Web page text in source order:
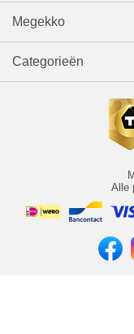
Megekko
Categorieën
Alle